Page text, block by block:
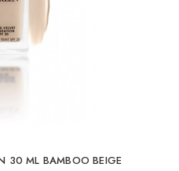
PL
30 ML BAMBOO BEIGE